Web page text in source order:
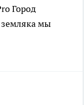
Город
мы